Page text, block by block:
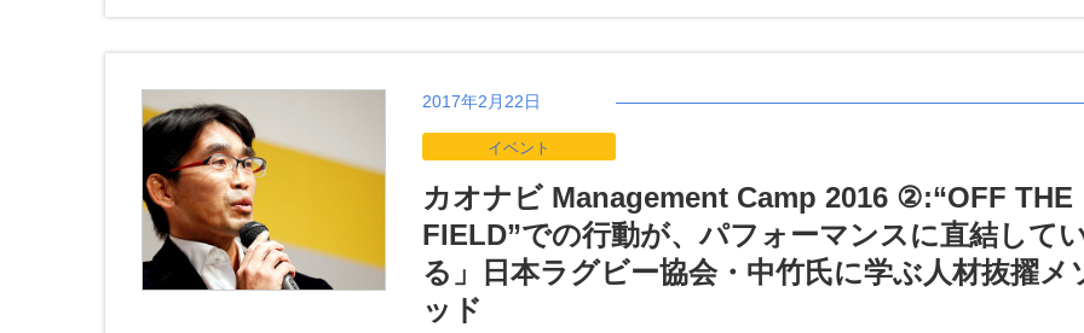
2017年2月22日
イベント
カオナビ Management Camp 2016 ②:“OFF THE
FIELD”での行動が、パフォーマンスに直結して
る」日本ラグビー協会・中竹氏に学ぶ人材抜擢メ
ッド